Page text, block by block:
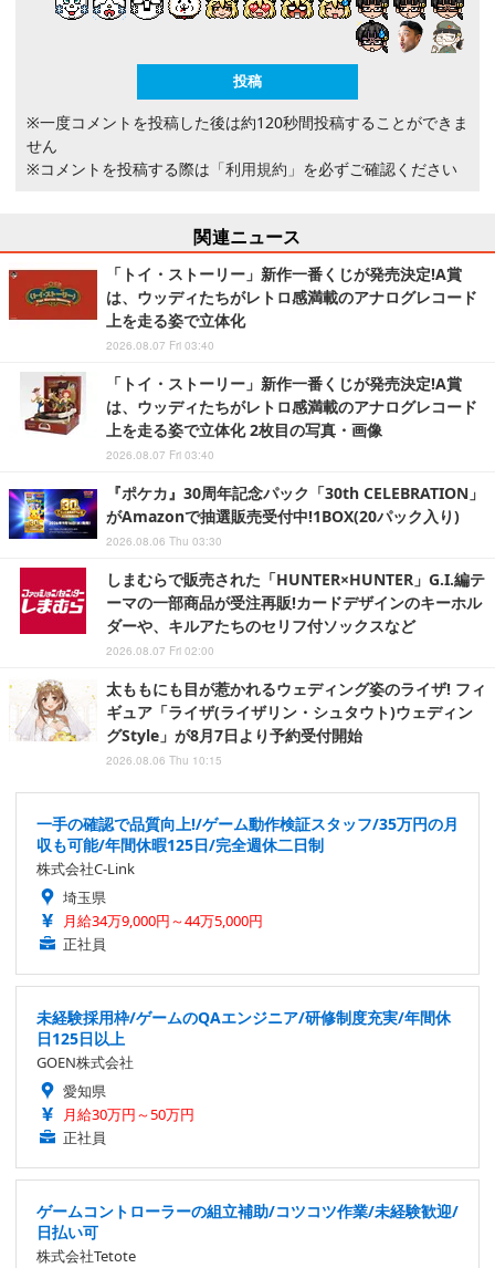
※一度コメントを投稿した後は約120秒間投稿することができま
せん
※コメントを投稿する際は 「利用規約」 を必ずご確認ください
関連ニュース
「トイ・ストーリー」新作一番くじが発売決定!A賞
は、ウッディたちがレトロ感満載のアナログレコード
上を走る姿で立体化
2026.08.07 Fri 03:40
「トイ・ストーリー」新作一番くじが発売決定!A賞
は、ウッディたちがレトロ感満載のアナログレコード
上を走る姿で立体化 2枚目の写真・画像
2026.08.07 Fri 03:40
『ポケカ』30周年記念パック「30th CELEBRATION」
がAmazonで抽選販売受付中!1BOX(20パック入り)
2026.08.06 Thu 03:30
しまむらで販売された「HUNTER×HUNTER」G.I.編テ
ーマの一部商品が受注再販!カードデザインのキーホル
ダーや、キルアたちのセリフ付ソックスなど
2026.08.07 Fri 02:00
太ももにも目が惹かれるウェディング姿のライザ! フィ
ギュア「ライザ(ライザリン・シュタウト)ウェディン
グStyle」が8月7日より予約受付開始
2026.08.06 Thu 10:15
一手の確認で品質向上!/ゲーム動作検証スタッフ/35万円の月
収も可能/年間休暇125日/完全週休二日制
株式会社C-Link
埼玉県
月給34万9,000円～44万5,000円
正社員
未経験採用枠/ゲームのQAエンジニア/研修制度充実/年間休
日125日以上
GOEN株式会社
愛知県
月給30万円～50万円
正社員
ゲームコントローラーの組立補助/コツコツ作業/未経験歓迎/
日払い可
株式会社Tetote